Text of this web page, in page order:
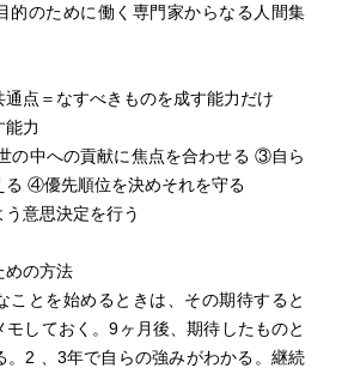
ことこそ第一歩（マネジメント）
させる（マネジメント・フロンティ
ほど、イノベーションの機会となる
予期せぬ成功はほとんど無視される。
さえ否定される」（イノベーションと
現れたとき
であり、自分ではないことを思い起こ
ればならない」（イノベーションと企
、引き止められなければならない
ことによって人を育てる能力を失うの
的のために働く専門家からなる人間集
点＝なすべきものを成す能力だけ
能力
中への貢献に焦点を合わせる ③自ら
る ④優先順位を決めそれを守る
意思決定を行う
めの方法
ことを始めるときは、その期待すると
モしておく。9ヶ月後、期待したものと
。2 、3年で自らの強みがわかる。継続